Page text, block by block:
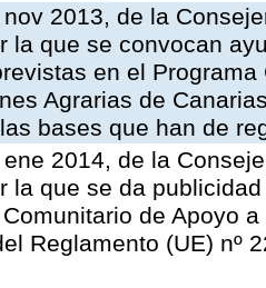
2013, de la
la que se convocan
en el
Agrarias de
bases que han de
2014, de la
la que se da
de Apoyo
Reglamento (UE) nº